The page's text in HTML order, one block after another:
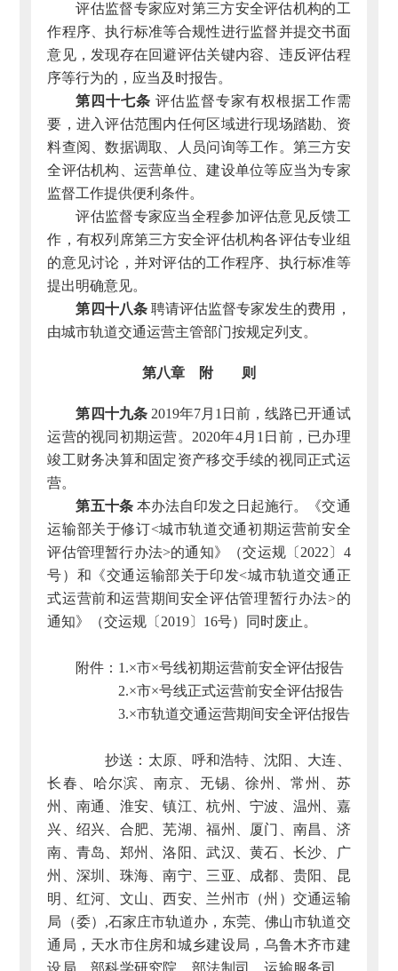
评估监督专家应对第三方安全评估机构的工
作程序、执行标准等合规性进行监督并提交书面
意见，发现存在回避评估关键内容、违反评估程
序等行为的，应当及时报告。
第四十七条 评估监督专家有权根据工作需
要，进入评估范围内任何区域进行现场踏勘、资
料查阅、数据调取、人员问询等工作。第三方安
全评估机构、运营单位、建设单位等应当为专家
监督工作提供便利条件。
评估监督专家应当全程参加评估意见反馈工
作，有权列席第三方安全评估机构各评估专业组
的意见讨论，并对评估的工作程序、执行标准等
提出明确意见。
第四十八条聘请评估监督专家发生的费用，
由城市轨道交通运营主管部门按规定列支。
第八章 附 则
第四十九条2019年7月1日前，线路已开通试
运营的视同初期运营。2020年4月1日前，已办理
竣工财务决算和固定资产移交手续的视同正式运
营。
第五十条本办法自印发之日起施行。《交通
运输部关于修订<城市轨道交通初期运营前安全
评估管理暂行办法>的通知》（交运规〔2022〕4
号）和《交通运输部关于印发<城市轨道交通正
式运营前和运营期间安全评估管理暂行办法>的
通知》（交运规〔2019〕16号）同时废止。
附件：1.×市×号线初期运营前安全评估报告
2.×市×号线正式运营前安全评估报告
3.×市轨道交通运营期间安全评估报告
抄送：太原、呼和浩特、沈阳、大连、
长春、哈尔滨、南京、无锡、徐州、常州、苏
州、南通、淮安、镇江、杭州、宁波、温州、嘉
兴、绍兴、合肥、芜湖、福州、厦门、南昌、济
南、青岛、郑州、洛阳、武汉、黄石、长沙、广
州、深圳、珠海、南宁、三亚、成都、贵阳、昆
明、红河、文山、西安、兰州市（州）交通运输
局（委）,石家庄市轨道办，东莞、佛山市轨道交
通局，天水市住房和城乡建设局，乌鲁木齐市建